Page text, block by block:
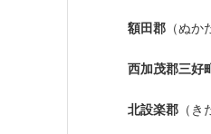
額田郡 （ぬか
西加茂郡三好
北設楽郡 （き